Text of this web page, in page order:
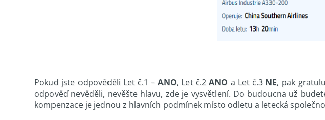
Pokud jste odpověděli Let č.1 – ANO, Let č.2ANO a Let č.3 NE, pak
odpověď nevěděli, nevěšte hlavu, zde je vysvětlení. Do budoucna už
kompenzace je jednou z hlavních podmínek místo odletu a letecká